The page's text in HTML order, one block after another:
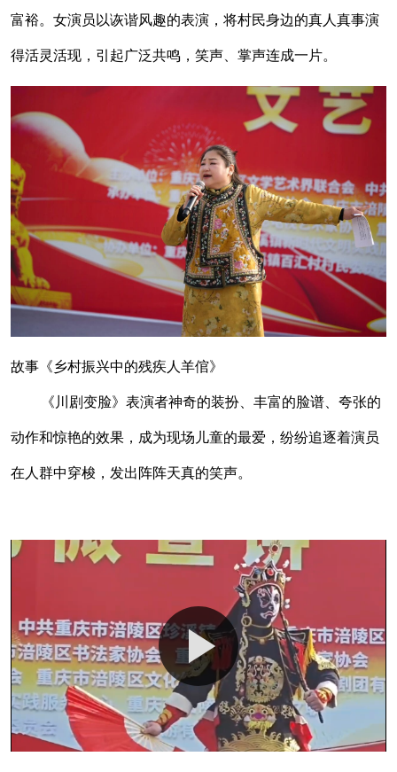
富裕。女演员以诙谐风趣的表演，将村民身边的真人真事演
得活灵活现，引起广泛共鸣，笑声、掌声连成一片。
故事《乡村振兴中的残疾人羊倌》
《川剧变脸》表演者神奇的装扮、丰富的脸谱、夸张的
动作和惊艳的效果，成为现场儿童的最爱，纷纷追逐着演员
在人群中穿梭，发出阵阵天真的笑声。